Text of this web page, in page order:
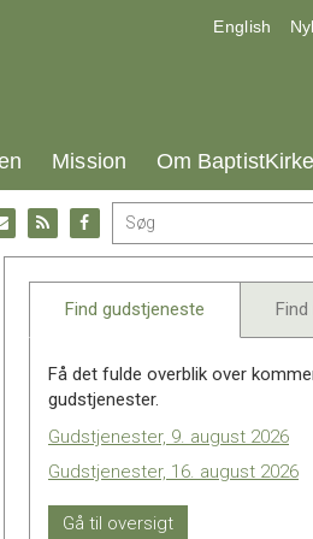
17.0:
English
25.0:
Mission 26.0:
Om
Gå
til:
Facebook
Gå
til:
RSS
feed
Find gudstjeneste Find
Få det fulde overblik over
gudstjenester.
Gudstjenester, 9. august 2026
Gudstjenester, 16. august 2026
Gå til oversigt